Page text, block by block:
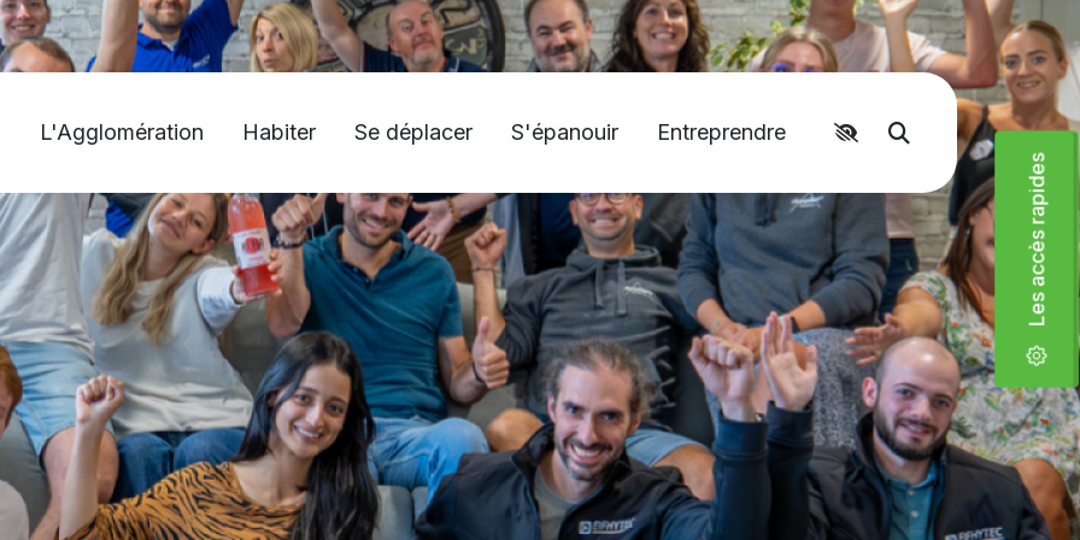
Moteur de
L'Agglomération Habiter Se déplacer S'épanouir Entreprendre
Les accès rapides
Accéder aux liens rapides